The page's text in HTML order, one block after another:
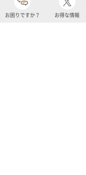
お困りですか？ お得な情報